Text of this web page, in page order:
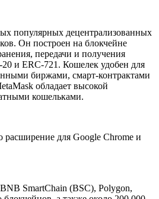
популярных децентрализованных
Он построен на блокчейне
передачи и получения
20 и ERC-721. Кошелек удобен для
биржами, смарт-контрактами
обладает высокой
кошельками.
для Google Chrome и
SmartChain (BSC), Polygon,